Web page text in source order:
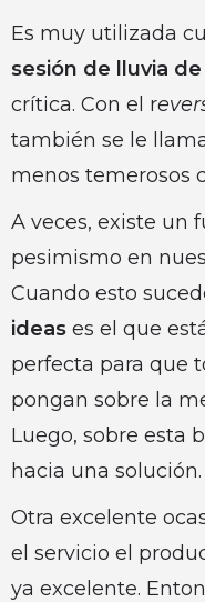
Es muy utilizada
sesión de lluvia
crítica. Con el r
también se le
menos temerosos
A veces, existe un
pesimismo en
Cuando esto
ideas es el que
perfecta para que
pongan sobre la
Luego, sobre esta
hacia una solución.
Otra excelente
el servicio el
ya excelente.